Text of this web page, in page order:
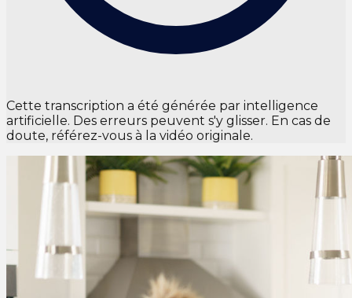
Cette transcription a été générée par intelligence
artificielle. Des erreurs peuvent s'y glisser. En cas de
doute, référez-vous à la vidéo originale.